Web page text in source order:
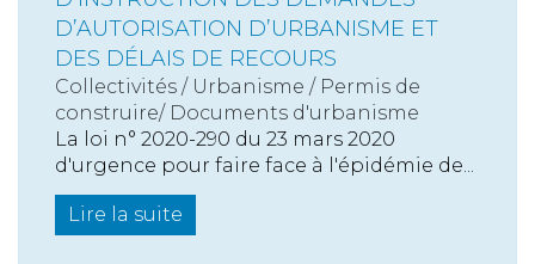
D’AUTORISATION D’URBANISME ET
DES DÉLAIS DE RECOURS
Collectivités / Urbanisme / Permis de
construire/ Documents d'urbanisme
La loi n° 2020-290 du 23 mars 2020
d'urgence pour faire face à l'épidémie de...
Lire la suite